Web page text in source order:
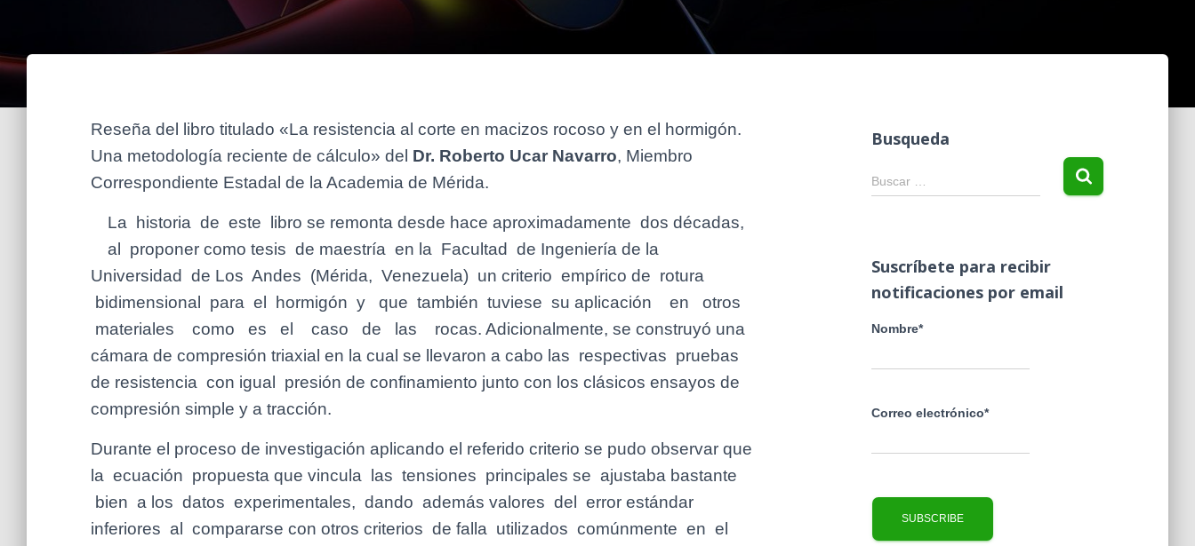
Reseña del libro titulado «La resistencia al corte en macizos rocoso y en el hormigón.
Una metodología reciente de cálculo» del Dr. Roberto Ucar Navarro, Miembro
Correspondiente Estadal de la Academia de Mérida.
La historia de este libro se remonta desde hace aproximadamente dos décadas,
al proponer como tesis de maestría en la Facultad de Ingeniería de la
Universidad de Los Andes (Mérida, Venezuela) un criterio empírico de rotura
bidimensional para el hormigón y que también tuviese su aplicación en otros
materiales como es el caso de las rocas. Adicionalmente, se construyó una
cámara de compresión triaxial en la cual se llevaron a cabo las respectivas pruebas
de resistencia con igual presión de confinamiento junto con los clásicos ensayos de
compresión simple y a tracción.
Durante el proceso de investigación aplicando el referido criterio se pudo observar que
la ecuación propuesta que vincula las tensiones principales se ajustaba bastante
bien a los datos experimentales, dando además valores del error estándar
inferiores al compararse con otros criterios de falla utilizados comúnmente en el
Busqueda
B
u
r
:
Buscar …
Suscríbete para recibir
notificaciones por email
Nombre*
Correo electrónico*